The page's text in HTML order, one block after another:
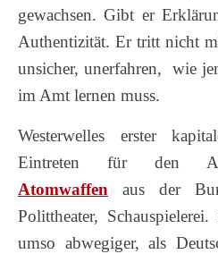
gewachsen. Gibt er
Authentizität. Er tritt nicht
unsicher, unerfahren, wie
im Amt lernen muss.
Westerwelles erster
Eintreten für den
Atomwaffen aus der
Polittheater,
umso abwegiger, als